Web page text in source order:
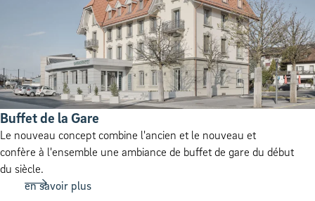
Buf­fet de la Gare
Le nouveau concept combine l'ancien et le nouveau et
confère à l'ensemble une ambiance de buffet de gare du début
du siècle.
en savoir plus